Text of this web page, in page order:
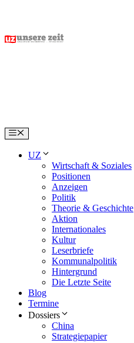
content
Menu
UZ
Wirtschaft & Soziales
Positionen
Anzeigen
Politik
Theorie & Geschichte
Aktion
Internationales
Kultur
Leserbriefe
Kommunalpolitik
Hintergrund
Die Letzte Seite
Blog
Termine
Dossiers
China
Strategiepapier